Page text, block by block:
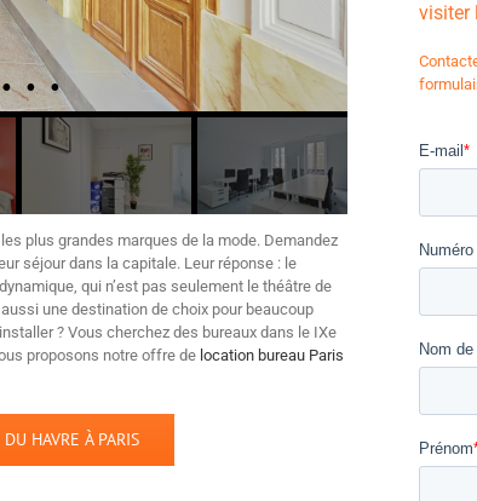
plus grandes marques de la mode. Demandez
séjour dans la capitale. Leur réponse : le
qui n’est pas seulement le théâtre de
une destination de choix pour beaucoup
? Vous cherchez des bureaux dans le IXe
proposons notre offre de location bureau Paris
HAVRE À PARIS
visiter